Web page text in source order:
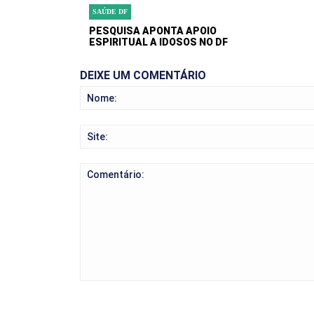
SAÚDE DF
PESQUISA APONTA APOIO
ESPIRITUAL A IDOSOS NO DF
DEIXE UM COMENTÁRIO